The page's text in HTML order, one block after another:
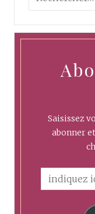
Saisissez
abonner